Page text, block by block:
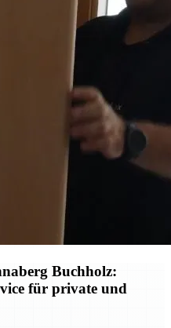
Buchholz:
für private und